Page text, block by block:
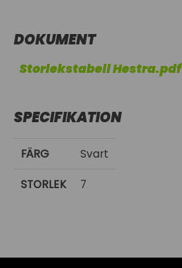
DOKUMENT
Storlekstabell Hestra.pdf
SPECIFIKATION
FÄRG Svart
STORLEK 7